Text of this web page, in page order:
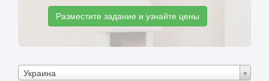
Разместите задание и узнайте цены
Украина